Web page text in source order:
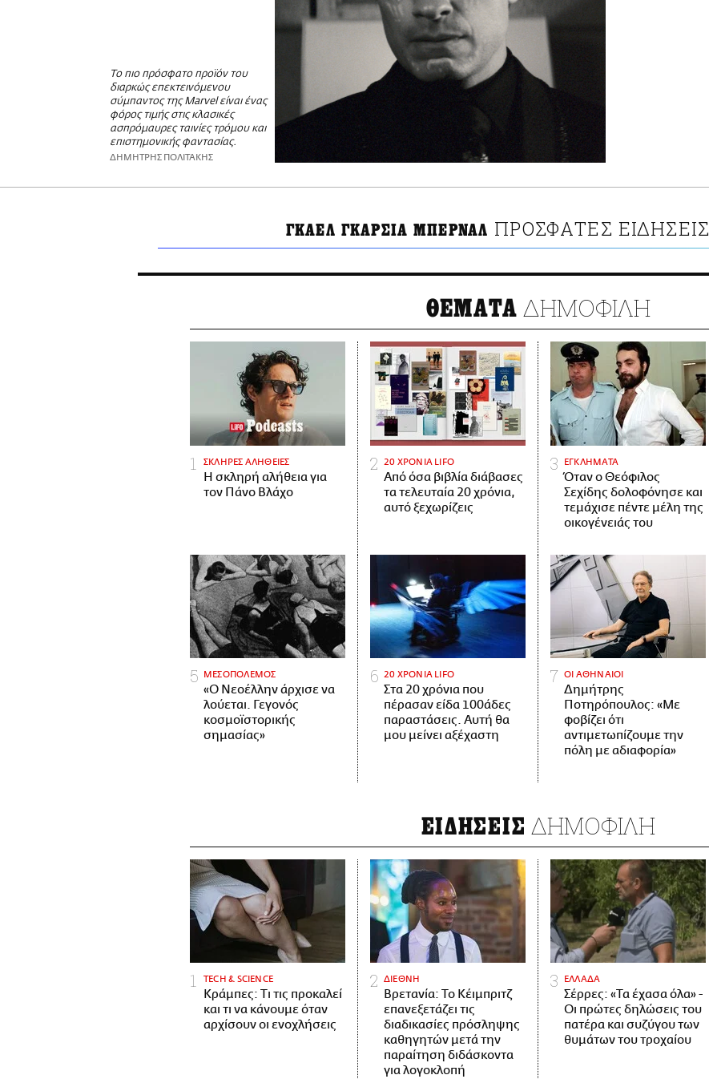
Το πιο πρόσφατο προϊόν του
διαρκώς επεκτεινόμενου
σύμπαντος της Marvel είναι ένας
φόρος τιμής στις κλασικές
ασπρόμαυρες ταινίες τρόμου και
επιστημονικής φαντασίας.
ΔΗΜΗΤΡΗΣ ΠΟΛΙΤΑΚΗΣ
ΓΚΑΕΛ ΓΚΑΡΣΙΑ ΜΠΕΡΝΑΛ ΠΡΟΣΦΑΤΕΣ ΕΙΔΗΣΕΙΣ
ΘΕΜΑΤΑ ΔΗΜΟΦΙΛΗ
ΣΚΛΗΡΕΣ ΑΛΗΘΕΙΕΣ
H σκληρή αλήθεια για
τον Πάνο Βλάχο
20 ΧΡΟΝΙΑ LIFO
Από όσα βιβλία διάβασες
τα τελευταία 20 χρόνια,
αυτό ξεχωρίζεις
ΕΓΚΛΗΜΑΤΑ
Όταν ο Θεόφιλος
Σεχίδης δολοφόνησε και
τεμάχισε πέντε μέλη της
οικογένειάς του
ΜΕΣΟΠΟΛΕΜΟΣ
«Ο Νεοέλλην άρχισε να
λούεται. Γεγονός
κοσμοϊστορικής
σημασίας»
20 ΧΡΟΝΙΑ LIFO
Στα 20 χρόνια που
πέρασαν είδα 100άδες
παραστάσεις. Αυτή θα
μου μείνει αξέχαστη
ΟΙ ΑΘΗΝΑΙΟΙ
Δημήτρης
Ποτηρόπουλος: «Με
φοβίζει ότι
αντιμετωπίζουμε την
πόλη με αδιαφορία»
ΕΙΔΗΣΕΙΣ ΔΗΜΟΦΙΛΗ
ΤECH & SCIENCE
Κράμπες: Τι τις προκαλεί
και τι να κάνουμε όταν
αρχίσουν οι ενοχλήσεις
ΔΙΕΘΝΗ
Βρετανία: Το Κέιμπριτζ
επανεξετάζει τις
διαδικασίες πρόσληψης
καθηγητών μετά την
παραίτηση διδάσκοντα
για λογοκλοπή
ΕΛΛΑΔΑ
Σέρρες: «Τα έχασα όλα» -
Οι πρώτες δηλώσεις του
πατέρα και συζύγου των
θυμάτων του τροχαίου